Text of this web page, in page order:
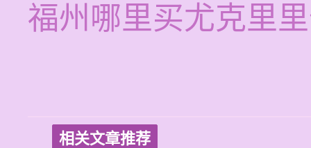
福州哪里买尤克里
相关文章推荐